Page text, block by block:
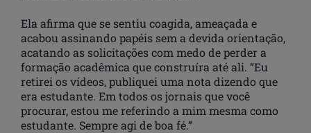
Ela afirma que se sentiu coagida, ameaçada e
acabou assinando papéis sem a devida orientação,
acatando as solicitações com medo de perder a
formação acadêmica que construíra até ali. “Eu
retirei os vídeos, publiquei uma nota dizendo que
era estudante. Em todos os jornais que você
procurar, estou me referindo a mim mesma como
estudante. Sempre agi de boa fé.”